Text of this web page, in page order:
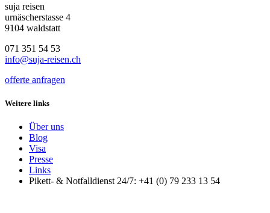
suja reisen
urnäscherstasse 4
9104 waldstatt
071 351 54 53
info@suja-reisen.ch
offerte anfragen
Weitere links
Über uns
Blog
Visa
Presse
Links
Pikett- & Notfalldienst 24/7: +41 (0) 79 233 13 54